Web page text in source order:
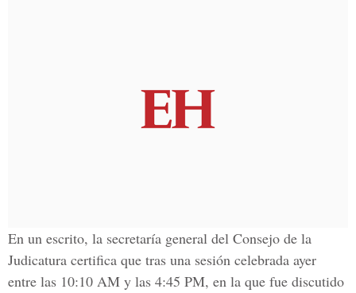
En un escrito, la secretaría general del Consejo de la
Judicatura certifica que tras una sesión celebrada ayer
entre las 10:10 AM y las 4:45 PM, en la que fue discutido